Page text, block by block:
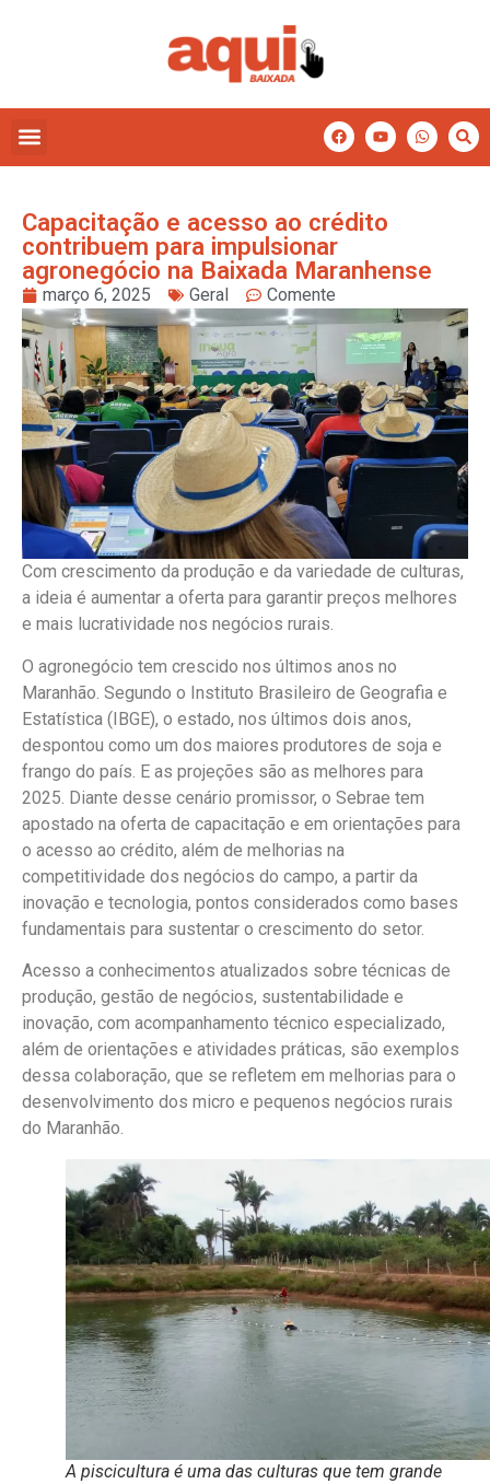
Capacitação e acesso ao crédito
contribuem para impulsionar
agronegócio na Baixada Maranhense
março 6, 2025 Geral Comente
Com crescimento da produção e da variedade de culturas,
a ideia é aumentar a oferta para garantir preços melhores
e mais lucratividade nos negócios rurais.
O agronegócio tem crescido nos últimos anos no
Maranhão. Segundo o Instituto Brasileiro de Geografia e
Estatística (IBGE), o estado, nos últimos dois anos,
despontou como um dos maiores produtores de soja e
frango do país. E as projeções são as melhores para
2025. Diante desse cenário promissor, o Sebrae tem
apostado na oferta de capacitação e em orientações para
o acesso ao crédito, além de melhorias na
competitividade dos negócios do campo, a partir da
inovação e tecnologia, pontos considerados como bases
fundamentais para sustentar o crescimento do setor.
Acesso a conhecimentos atualizados sobre técnicas de
produção, gestão de negócios, sustentabilidade e
inovação, com acompanhamento técnico especializado,
além de orientações e atividades práticas, são exemplos
dessa colaboração, que se refletem em melhorias para o
desenvolvimento dos micro e pequenos negócios rurais
do Maranhão.
A piscicultura é uma das culturas que tem grande